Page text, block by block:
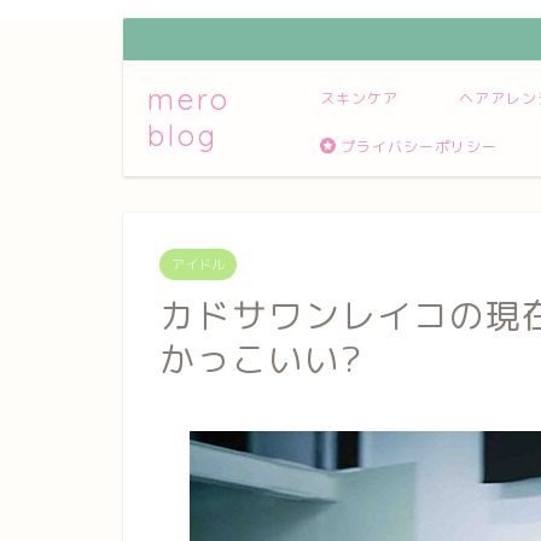
mero
blog
スキンケア ヘアアレン
プライバシーポリシー
アイドル
カドサワンレイコの現
かっこいい?